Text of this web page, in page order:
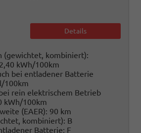
Details
(gewichtet, kombiniert):
kWh/100km
bei entladener Batterie
100km
rein elektrischem Betrieb
kWh/100km
(EAER): 90 km
kombiniert): B
Batterie: F